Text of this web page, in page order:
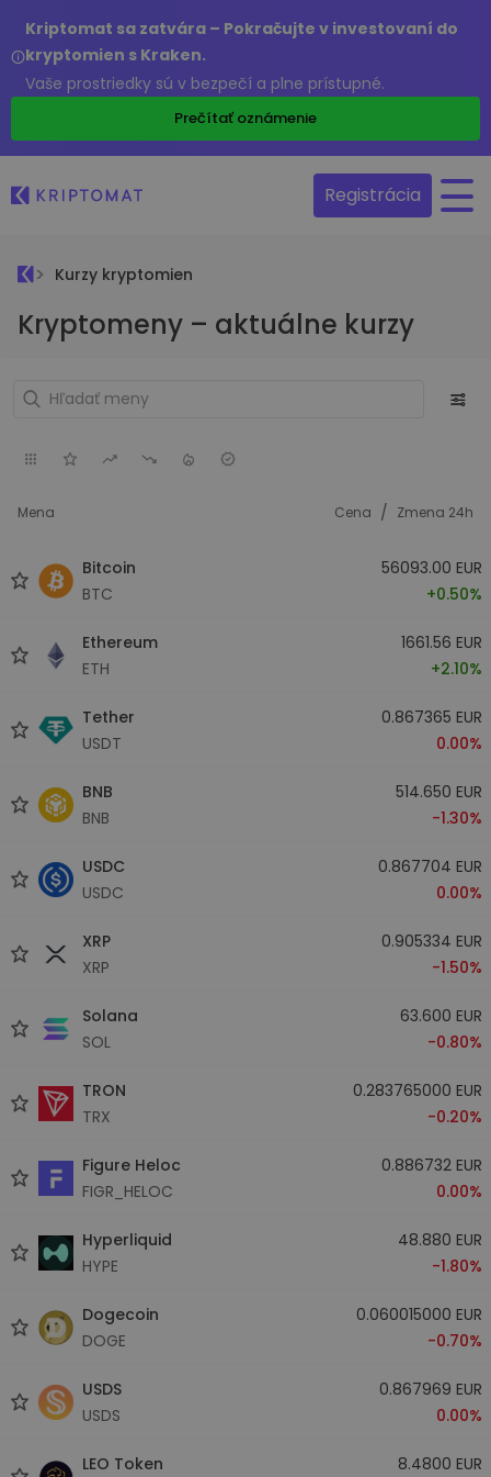
Kriptomat sa zatvára – Pokračujte v investovaní do
kryptomien s Kraken.
Vaše prostriedky sú v bezpečí a plne prístupné.
Prečítať oznámenie
Registrácia
Kurzy kryptomien
Kryptomeny – aktuálne kurzy
Mena Cena / Zmena 24h
Bitcoin
BTC
56093.00 EUR
+0.50%
Ethereum
ETH
1661.56 EUR
+2.10%
Tether
USDT
0.867365 EUR
0.00%
BNB
BNB
514.650 EUR
-1.30%
USDC
USDC
0.867704 EUR
0.00%
XRP
XRP
0.905334 EUR
-1.50%
Solana
SOL
63.600 EUR
-0.80%
TRON
TRX
0.283765000 EUR
-0.20%
Figure Heloc
FIGR_HELOC
0.886732 EUR
0.00%
Hyperliquid
HYPE
48.880 EUR
-1.80%
Dogecoin
DOGE
0.060015000 EUR
-0.70%
USDS
USDS
0.867969 EUR
0.00%
LEO Token
8.4800 EUR